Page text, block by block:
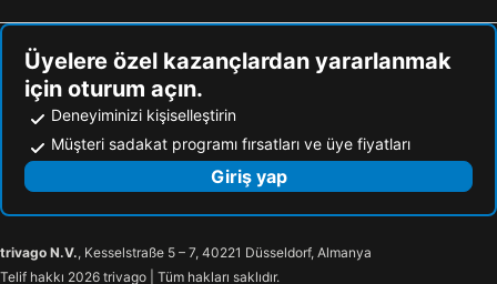
Üyelere özel kazançlardan yararlanmak
için oturum açın.
Deneyiminizi kişiselleştirin
Müşteri sadakat programı fırsatları ve üye fiyatları
Giriş yap
trivago N.V., Kesselstraße 5 – 7, 40221 Düsseldorf, Almanya
Telif hakkı 2026 trivago | Tüm hakları saklıdır.